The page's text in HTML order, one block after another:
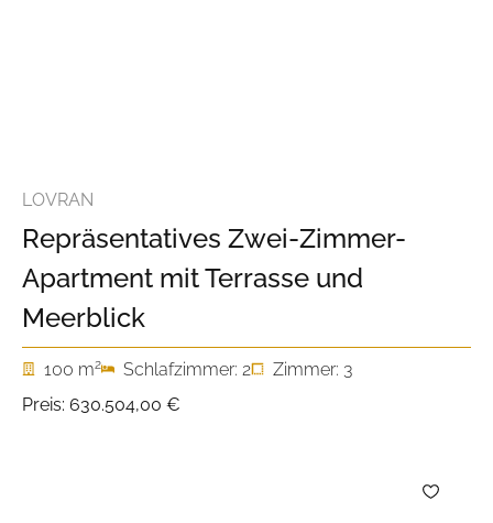
LOVRAN
Repräsentatives Zwei-Zimmer-
Apartment mit Terrasse und
Meerblick
100 m2 Schlafzimmer: 2
Zimmer: 3
Preis: 630.504,00 €